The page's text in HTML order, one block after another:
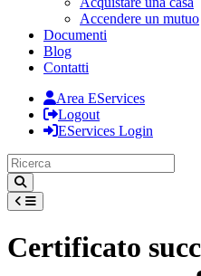
Accendere un mutuo
Documenti
Blog
Contatti
Area EServices
Logout
EServices Login
Certificato